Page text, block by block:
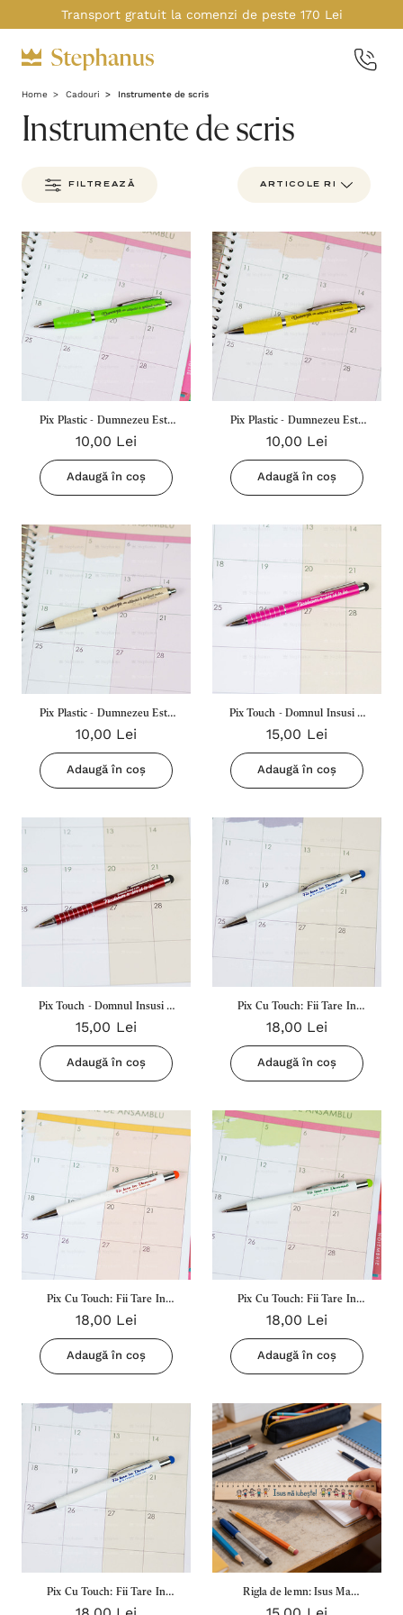
Transport gratuit la comenzi de peste 170 Lei
Home Cadouri Instrumente de scris
Instrumente de scris
FILTREAZĂ
Pix Plastic - Dumnezeu Este
Adapostul Si Sprijinul Nostru
(Verde)
10,00 Lei
Adaugă în coș
Pix Plastic - Dumnezeu Este
Adapostul Si Sprijinul Nostru
(Galben)
10,00 Lei
Adaugă în coș
Pix Plastic - Dumnezeu Este
Adapostul Si Sprijinul Nostru
(Crem)
10,00 Lei
Adaugă în coș
Pix Touch - Domnul Insusi A
Zis: Nicidecum N-Am Sa Te
Las (Roz)
15,00 Lei
Adaugă în coș
Pix Touch - Domnul Insusi A
Zis: Nicidecum N-Am Sa Te
Las (Visiniu)
15,00 Lei
Adaugă în coș
Pix Cu Touch: Fii Tare In
Domnul (Albastru)
18,00 Lei
Adaugă în coș
Pix Cu Touch: Fii Tare In
Domnul (Portocaliu)
18,00 Lei
Adaugă în coș
Pix Cu Touch: Fii Tare In
Domnul (Verde)
18,00 Lei
Adaugă în coș
Pix Cu Touch: Fii Tare In
Rigla de lemn: Isus Ma